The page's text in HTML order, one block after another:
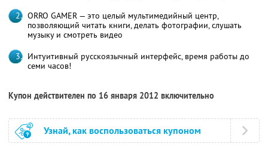
ORRO GAMER — это целый мультимедийный центр,
позволяющий читать книги, делать фотографии, слушать
музыку и смотреть видео
Интуитивный русскоязычный интерфейс, время работы до
семи часов!
Купон действителен по 16 января 2012 включительно
Узнай, как воспользоваться купоном